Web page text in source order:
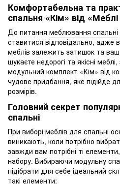
Комфортабельна та
спальня «Кім» від «Меблі
До питання меблювання спальні
ставитися відповідально, адже
меблів залежить затишок та
шукаєте недорогі та якісні
модульний комплект «Кім» від
чудове придбання, яке підійде
розмірів.
Головний секрет
спальні
При виборі меблів для спальні
виникають, коли потрібно
завжди вам потрібні ті
набору. Вибираючи модульну
підібрати для себе ідеальний
такі елементи: